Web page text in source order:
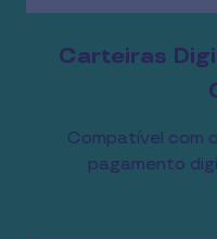
Carteiras
Compatível com
pagamento